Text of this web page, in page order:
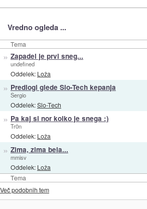
Vredno ogleda ...
Tema
Tema
» Zapadel je prvi sneg...
undefined
Oddelek: Loža
» Predlogi glede Slo-Tech kepanja
Sergio
Oddelek:Slo-Tech
» Pa kaj si nor kolko je snega :)
Tr0n
Oddelek: Loža
» Zima, zima bela...
mmisv
Oddelek: Loža
Več podobnih tem